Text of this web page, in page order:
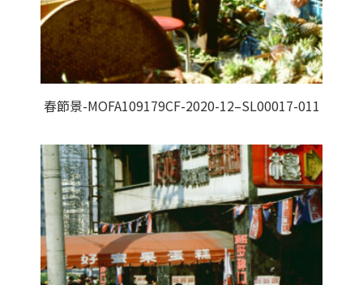
春節景-MOFA109179CF-2020-12–SL00017-011